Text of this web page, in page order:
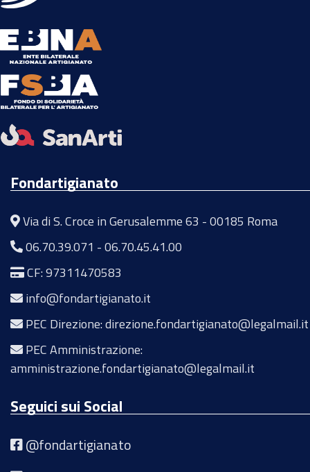
Fondartigianato
Via di S. Croce in Gerusalemme 63 - 00185 Roma
06.70.39.071 -06.70.45.41.00
CF: 97311470583
info@fondartigianato.it
PEC Direzione: direzione.fondartigianato@legalmail.it
PEC Amministrazione:
amministrazione.fondartigianato@legalmail.it
Seguici sui Social
@fondartigianato